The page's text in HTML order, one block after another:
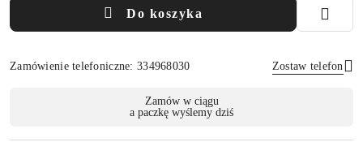
Do koszyka
Zamówienie telefoniczne: 334968030 Zostaw telefon
Wyślij
dostawa
Zamów w ciągu
a paczkę wyślemy dziś